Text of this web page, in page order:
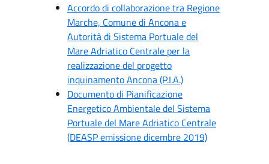
Accordo di collaborazione tra Regione
Marche, Comune di Ancona e
Autorità di Sistema Portuale del
Mare Adriatico Centrale per la
realizzazione del progetto
inquinamento Ancona (P.I.A.)
Documento di Pianificazione
Energetico Ambientale del Sistema
Portuale del Mare Adriatico Centrale
(DEASP emissione dicembre 2019)